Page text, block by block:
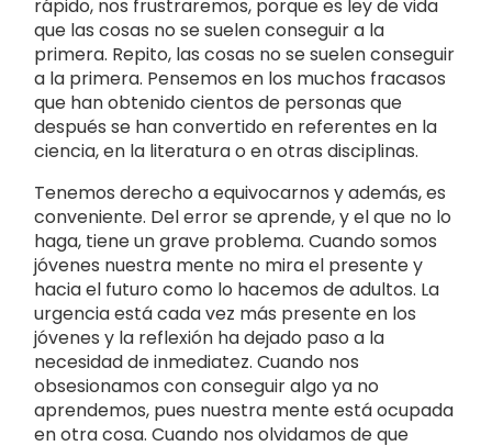
rápido, nos frustraremos, porque es ley de vida
que las cosas no se suelen conseguir a la
primera. Repito, las cosas no se suelen conseguir
a la primera. Pensemos en los muchos fracasos
que han obtenido cientos de personas que
después se han convertido en referentes en la
ciencia, en la literatura o en otras disciplinas.
Tenemos derecho a equivocarnos y además, es
conveniente. Del error se aprende, y el que no lo
haga, tiene un grave problema. Cuando somos
jóvenes nuestra mente no mira el presente y
hacia el futuro como lo hacemos de adultos. La
urgencia está cada vez más presente en los
jóvenes y la reflexión ha dejado paso a la
necesidad de inmediatez. Cuando nos
obsesionamos con conseguir algo ya no
aprendemos, pues nuestra mente está ocupada
en otra cosa. Cuando nos olvidamos de que